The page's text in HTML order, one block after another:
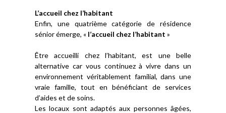
L’accueil chez l’habitant
Enfin, une quatrième catégorie de résidence
sénior émerge, « l’accueil chez l’habitant »
Être accueilli chez l’habitant, est une belle
alternative car vous continuez à vivre dans un
environnement véritablement familial, dans une
vraie famille, tout en bénéficiant de services
d’aides et de soins.
Les locaux sont adaptés aux personnes âgées,